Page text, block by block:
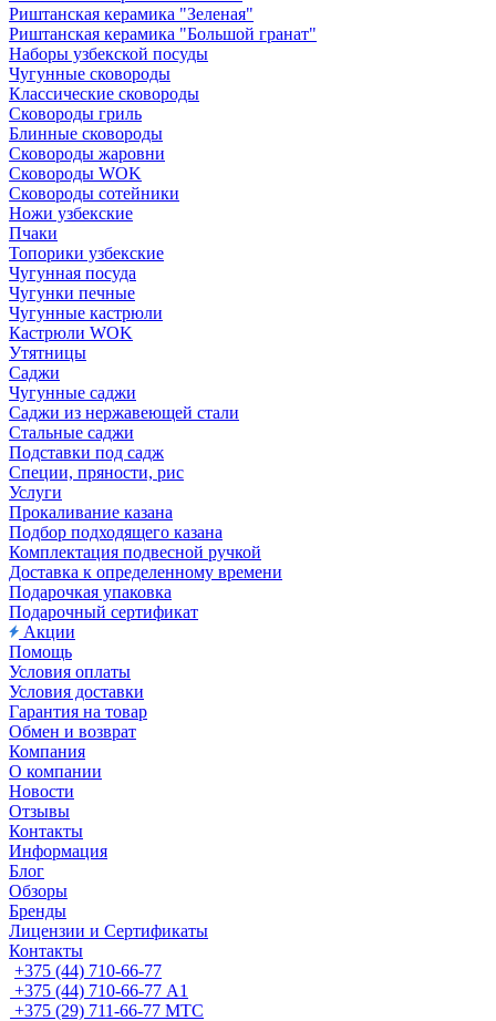
Риштанская керамика "Зеленая"
Риштанская керамика "Большой гранат"
Наборы узбекской посуды
Чугунные сковороды
Классические сковороды
Сковороды гриль
Блинные сковороды
Сковороды жаровни
Сковороды WOK
Сковороды сотейники
Ножи узбекские
Пчаки
Топорики узбекские
Чугунная посуда
Чугунки печные
Чугунные кастрюли
Кастрюли WOK
Утятницы
Саджи
Чугунные саджи
Саджи из нержавеющей стали
Стальные саджи
Подставки под садж
Специи, пряности, рис
Услуги
Прокаливание казана
Подбор подходящего казана
Комплектация подвесной ручкой
Доставка к определенному времени
Подарочкая упаковка
Подарочный сертификат
Акции
Помощь
Условия оплаты
Условия доставки
Гарантия на товар
Обмен и возврат
Компания
О компании
Новости
Отзывы
Контакты
Информация
Блог
Обзоры
Бренды
Лицензии и Сертификаты
Контакты
+375 (44) 710-66-77
+375 (44) 710-66-77 А1
+375 (29) 711-66-77 МТС